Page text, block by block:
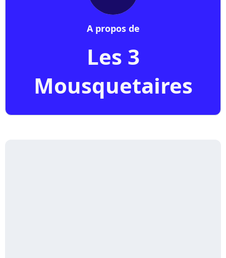
Les 3
Mousquetaires
A propos de